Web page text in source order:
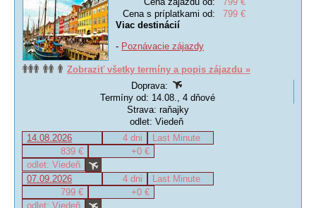
Cena s príplatkami od:
799 €
Viac destinácií
- Poznávacie zájazdy
Zobraziť všetky termíny a popis zájazdu »
Doprava:
Termíny od: 14.08., 4 dňové
Strava: raňajky
odlet: Viedeň
14.08.2026
4 dni
Last Minute
839 €
+0 €
odlet: Viedeň
07.09.2026
4 dni
Last Minute
799 €
+0 €
odlet: Viedeň